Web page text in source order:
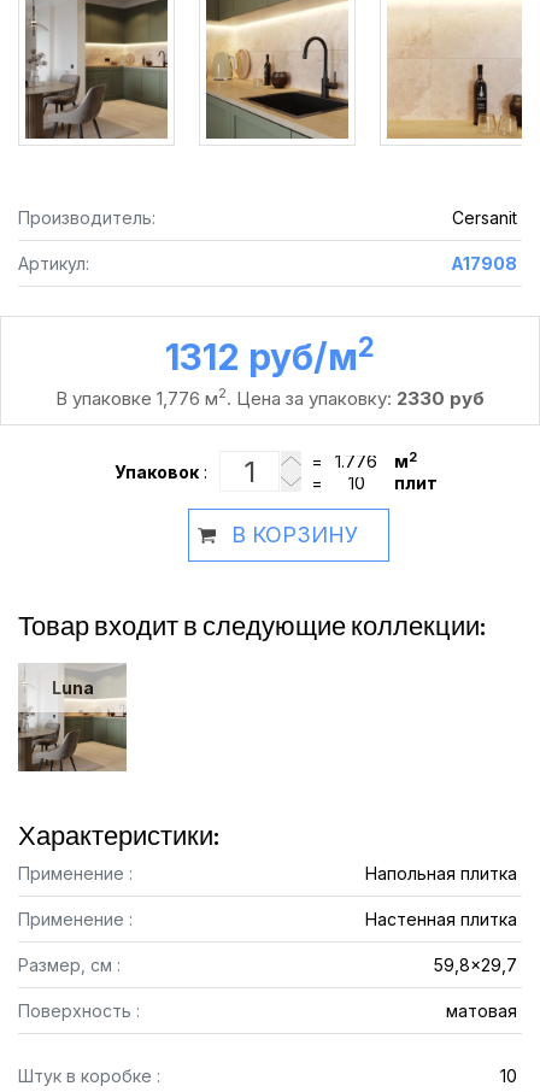
Производитель: Cersanit
Артикул: A17908
1312 руб /м2
В упаковке 1,776 м2. Цена за упаковку: 2330 руб
Упаковок :
= м2
= плит
В КОРЗИНУ
Товар входит в следующие коллекции:
Luna
Характеристики:
Применение : Напольная плитка
Применение : Настенная плитка
Размер, см : 59,8x29,7
Поверхность : матовая
Штук в коробке : 10